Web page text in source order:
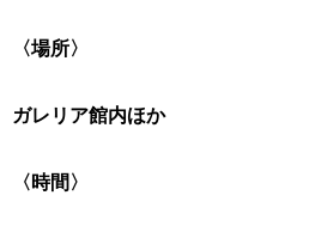
〈場所〉
ガレリア館内ほか
〈時間〉